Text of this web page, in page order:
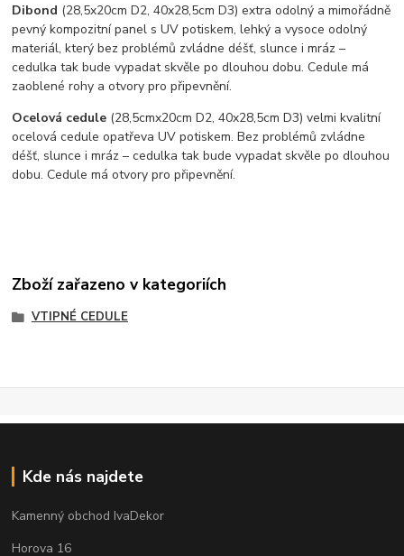
Dibond (28,5x20cm D2, 40x28,5cm D3) extra odolný a mimořádně
pevný kompozitní panel s UV potiskem, lehký a vysoce odolný
materiál, který bez problémů zvládne déšť, slunce i mráz –
cedulka tak bude vypadat skvěle po dlouhou dobu. Cedule má
zaoblené rohy a otvory pro připevnění.
Ocelová cedule (28,5cmx20cm D2, 40x28,5cm D3) velmi kvalitní
ocelová cedule opatřeva UV potiskem. Bez problémů zvládne
déšť, slunce i mráz – cedulka tak bude vypadat skvěle po dlouhou
dobu. Cedule má otvory pro připevnění.
Zboží zařazeno v kategoriích
VTIPNÉ CEDULE
Kde nás najdete
Kamenný obchod IvaDekor
Horova 16